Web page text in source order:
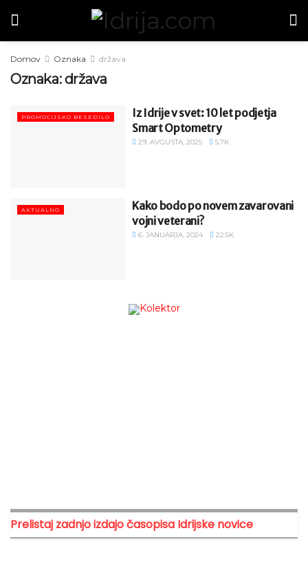
Domov Oznaka država
Oznaka:država
PROMOCIJSKO BESEDILO
Iz Idrije v svet: 10 let podjetja
Smart Optometry
29. AVGUSTA, 2025 5.7K
AKTUALNO
Kako bodo po novem zavarovani
vojni veterani?
6. JANUARJA, 2024 22.5K
Prelistaj zadnjo izdajo časopisa Idrijske novice